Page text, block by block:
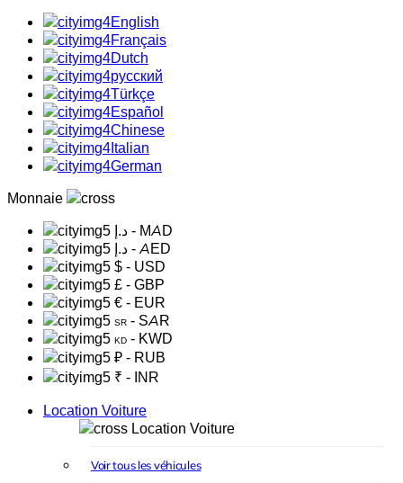
English
Français
Dutch
русский
Türkçe
Español
Chinese
Italian
German
Monnaie
د.إ - MAD
د.إ - AED
$ - USD
£ - GBP
€ - EUR
SR - SAR
KD - KWD
₽ - RUB
₹ - INR
Location Voiture
Location Voiture
Voir tous les véhicules